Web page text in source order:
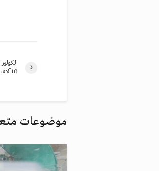
10آلاف يمني مهدد بالموت
موضوعات